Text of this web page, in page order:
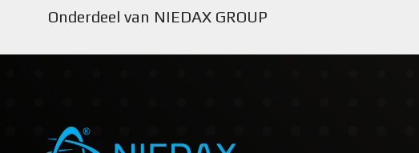
Onderdeel van NIEDAX GROUP